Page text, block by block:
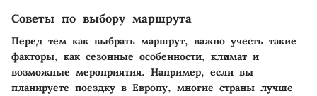
Советы по выбору маршрута
Перед тем как выбрать маршрут, важно учесть такие
факторы, как сезонные особенности, климат и
возможные мероприятия. Например, если вы
планируете поездку в Европу, многие страны лучше